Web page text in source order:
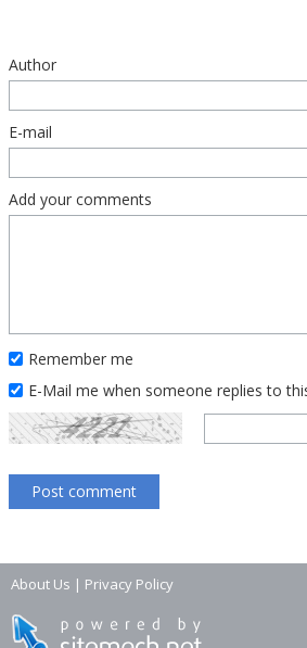
Author
E-mail
Add your comments
Remember me
E-Mail me when someone replies to
About Us | Privacy Policy